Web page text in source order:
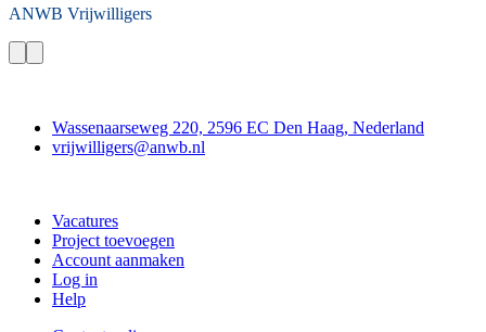
ANWB Vrijwilligers
Wassenaarseweg 220, 2596 EC Den Haag, Nederland
vrijwilligers@anwb.nl
Vacatures
Project toevoegen
Account aanmaken
Log in
Help